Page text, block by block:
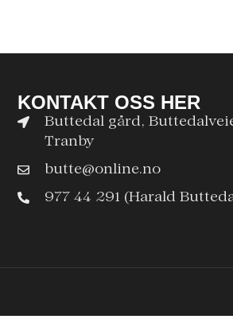
KONTAKT OSS HER
Buttedal gård,
Tranby
butte@online.no
977 44 291 (Harald